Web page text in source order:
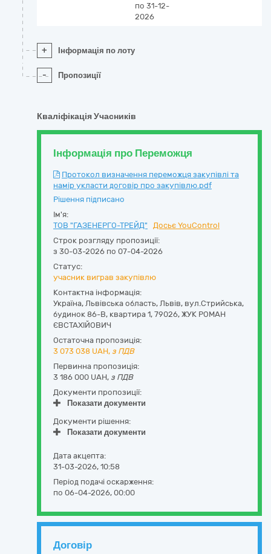
по 31-12-
2026
+ Інформація по лоту
- Пропозиції
Кваліфікація Учасників
Інформація про Переможця
Протокол визначення переможця закупівлі та
намір укласти договір про закупівлю.pdf
Рішення підписано
Ім'я:
ТОВ "ГАЗЕНЕРГО-ТРЕЙД"
Досьє YouControl
Строк розгляду пропозиції:
з 30-03-2026 по 07-04-2026
Статус:
учасник виграв закупівлю
Контактна інформація:
Україна, Львівська область, Львів, вул.Стрийська,
будинок 86-В, квартира 1, 79026, ЖУК РОМАН
ЄВСТАХІЙОВИЧ
Остаточна пропозиція:
3 073 038 UAH, з ПДВ
Первинна пропозиція:
3 186 000 UAH, з ПДВ
Документи пропозиції:
Показати документи
Документи рішення:
Показати документи
Дата акцепта:
31-03-2026, 10:58
Період подачі оскарження:
по 06-04-2026, 00:00
Договір